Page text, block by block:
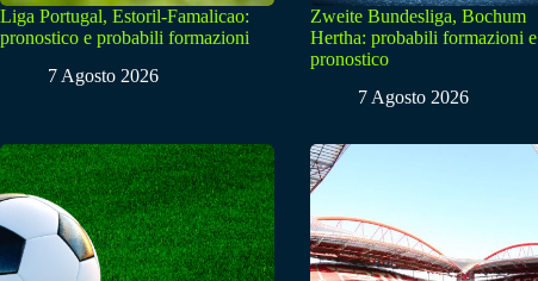
Liga Portugal, Estoril-Famalicao:
pronostico e probabili formazioni
7 Agosto 2026
Zweite Bundesliga, Bochum
Hertha: probabili formazioni e
pronostico
7 Agosto 2026